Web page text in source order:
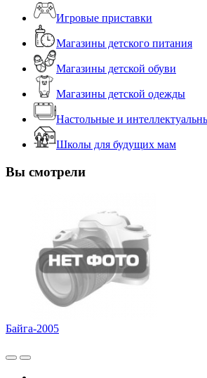
Игровые приставки
Магазины детского питания
Магазины детской обуви
Магазины детской одежды
Настольные и
Школы для будущих мам
Вы смотрели
Байга-2005